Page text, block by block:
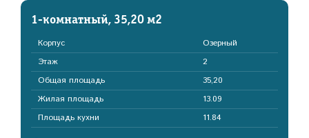
1-комнатный, 35,20 м2
Корпус
Озерный
Этаж
2
Общая площадь
35,20
Жилая площадь
13.09
Площадь кухни
11.84